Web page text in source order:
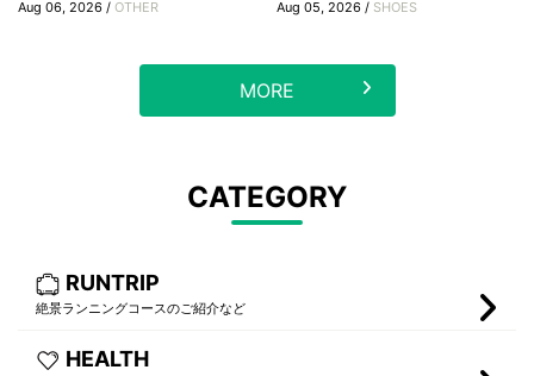
Aug 06, 2026 / OTHER Aug 05, 2026 / SHOES
MORE
CATEGORY
RUNTRIP
絶景ランニングコースのご紹介など
HEALTH